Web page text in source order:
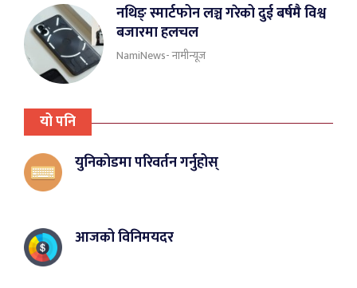
नथिङ् स्मार्टफोन लञ्च गरेको दुई बर्षमै विश्व
बजारमा हलचल
NamiNews- नामीन्यूज
यो पनि
युनिकोडमा परिवर्तन गर्नुहोस्
आजको विनिमयदर